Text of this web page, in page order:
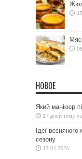
НОВОЕ
Який манікюр
17 дней тому
Ідеї
сезону
17.04.2026